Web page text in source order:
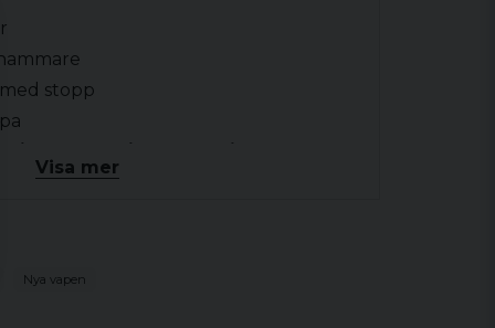
stopp
(månsiktar ingår)
Visa mer
Nya vapen